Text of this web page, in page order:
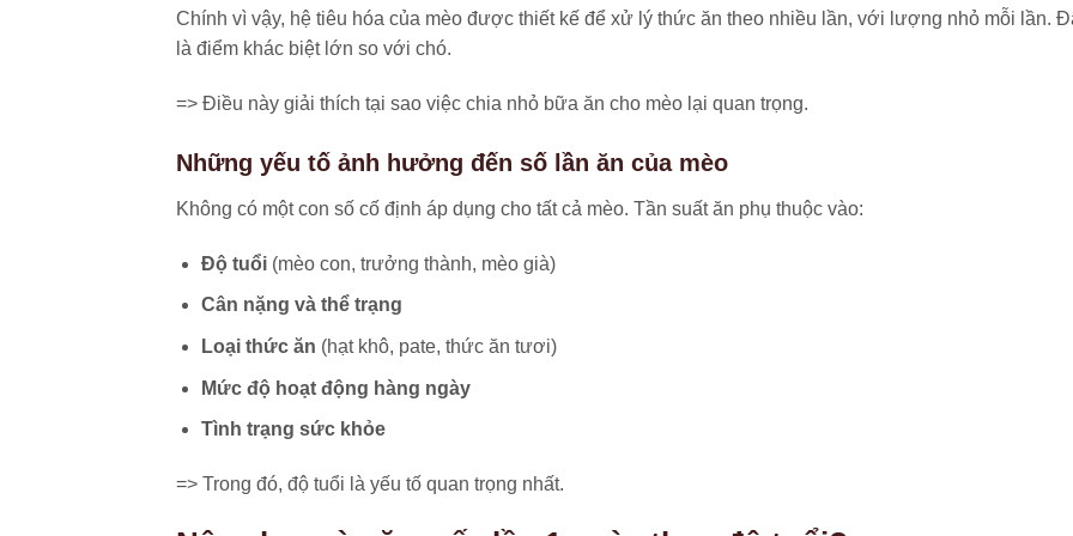
Chính vì vậy, hệ tiêu hóa của mèo được thiết kế để xử lý thức ăn theo nhiều lần, với lượng nhỏ mỗi lần.
là điểm khác biệt lớn so với chó.
=> Điều này giải thích tại sao việc chia nhỏ bữa ăn cho mèo lại quan trọng.
Những yếu tố ảnh hưởng đến số lần ăn của mèo
Không có một con số cố định áp dụng cho tất cả mèo. Tần suất ăn phụ thuộc vào:
Độ tuổi(mèo con, trưởng thành, mèo già)
Cân nặng và thể trạng
Loại thức ăn (hạt khô, pate, thức ăn tươi)
Mức độ hoạt động hàng ngày
Tình trạng sức khỏe
=> Trong đó, độ tuổi là yếu tố quan trọng nhất.